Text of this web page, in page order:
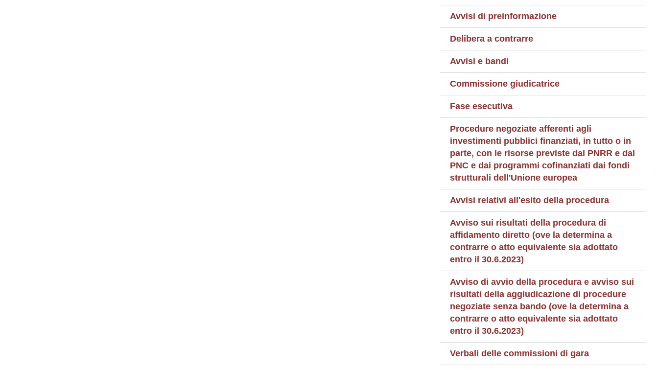
Avvisi di preinformazione
Delibera a contrarre
Avvisi e bandi
Commissione giudicatrice
Fase esecutiva
Procedure negoziate afferenti agli
investimenti pubblici finanziati, in tutto o in
parte, con le risorse previste dal PNRR e dal
PNC e dai programmi cofinanziati dai fondi
strutturali dell'Unione europea
Avvisi relativi all'esito della procedura
Avviso sui risultati della procedura di
affidamento diretto (ove la determina a
contrarre o atto equivalente sia adottato
entro il 30.6.2023)
Avviso di avvio della procedura e avviso sui
risultati della aggiudicazione di procedure
negoziate senza bando (ove la determina a
contrarre o atto equivalente sia adottato
entro il 30.6.2023)
Verbali delle commissioni di gara